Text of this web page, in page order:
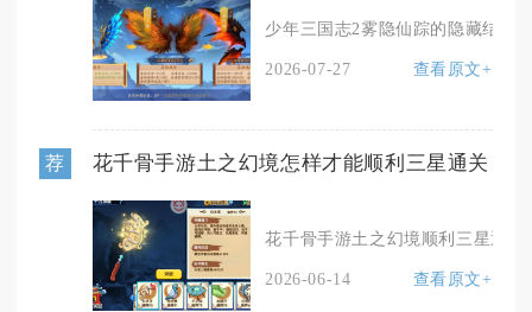
少年三国志2雾隐仙踪的隐藏结局
2026-07-27 查看原文+
荐 花千骨手游土之幻境怎样才能顺利三星通关
花千骨手游土之幻境顺利三星通
2026-06-14 查看原文+